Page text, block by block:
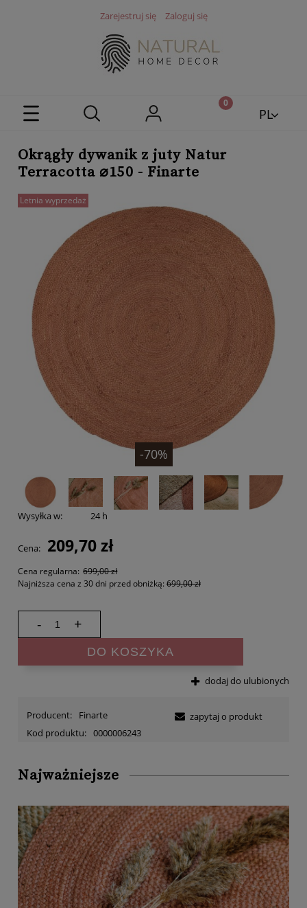
Zarejestruj się Zaloguj się
PL
Okrągły dywanik z juty Natur
Terracotta ⌀150 - Finarte
Letnia wyprzedaż
-70%
Wysyłka w: 24 h
Cena: 209,70 zł
Cena regularna: 699,00 zł
Najniższa cena z 30 dni przed obniżką: 699,00 zł
- +
DO KOSZYKA
dodaj do ulubionych
Producent:
Finarte
Kod produktu: 0000006243
zapytaj o produkt
Najważniejsze